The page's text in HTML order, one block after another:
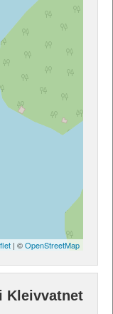
| ©OpenStreetMap
Kleivvatnet